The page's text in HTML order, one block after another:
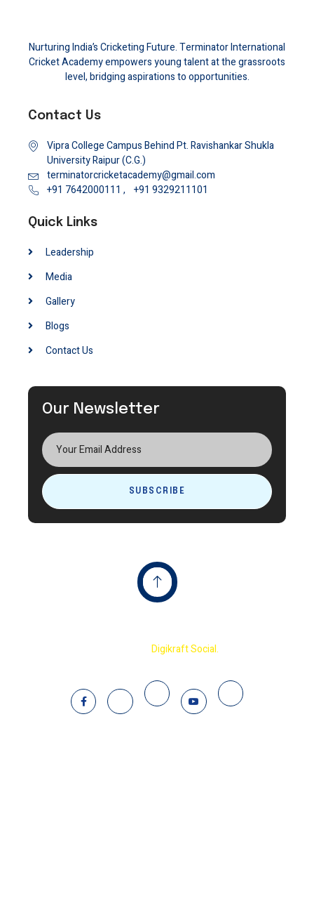
Nurturing India’s Cricketing Future. Terminator International
Cricket Academy empowers young talent at the grassroots
level, bridging aspirations to opportunities.
Contact Us
Vipra College Campus Behind Pt. Ravishankar Shukla
University Raipur (C.G.)
terminatorcricketacademy@gmail.com
+91 7642000111 ,
+91 9329211101
Quick Links
Leadership
Media
Gallery
Blogs
Contact Us
Our Newsletter
SUBSCRIBE
Digikraft Social.